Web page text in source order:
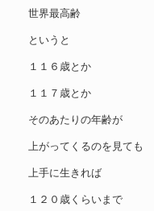
世界最高齢
というと
１１６歳とか
１１７歳とか
そのあたりの年齢が
上がってくるのを見ても
上手に生きれば
１２０歳くらいまで